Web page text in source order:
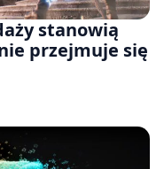
stanowią
przejmuje się